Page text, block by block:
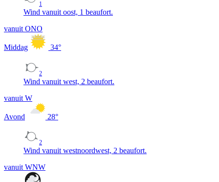
1
Wind vanuit oost, 1 beaufort.
vanuit ONO
Middag 34°
2
Wind vanuit west, 2 beaufort.
vanuit W
Avond 28°
2
Wind vanuit westnoordwest, 2 beaufort.
vanuit WNW